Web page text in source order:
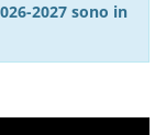
2027 sono in